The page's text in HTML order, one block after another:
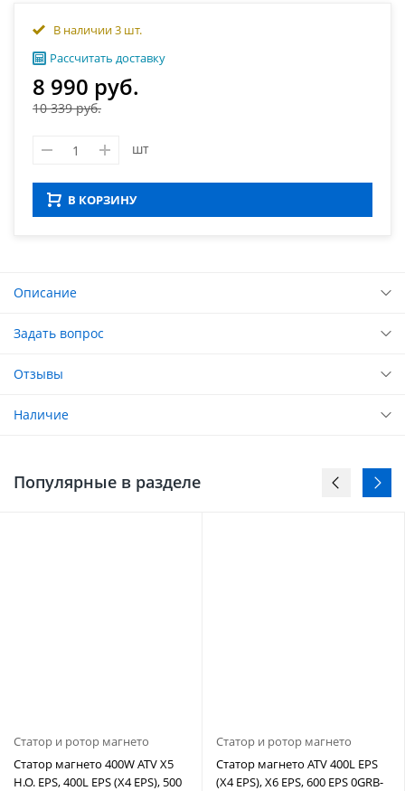
В наличии 3 шт.
Рассчитать доставку
8 990 руб.
10 339 руб.
шт
В КОРЗИНУ
Описание
Задать вопрос
Отзывы
Наличие
Популярные в разделе
Статор и ротор магнето
Статор магнето 400W ATV X5
H.O. EPS, 400L EPS (X4 EPS), 500
Статор и ротор магнето
Статор магнето ATV 400L EPS
(X4 EPS), X6 EPS, 600 EPS 0GRB-